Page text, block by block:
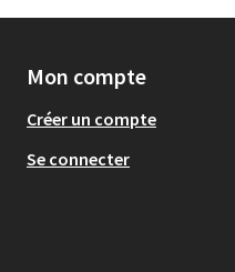
Mon compte
Créer un compte
Se connecter